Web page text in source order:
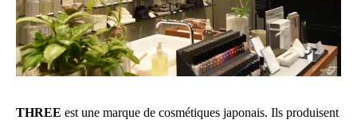
THREE est une marque de cosmétiques japonais. Ils produisent